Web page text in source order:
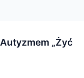
„Żyć